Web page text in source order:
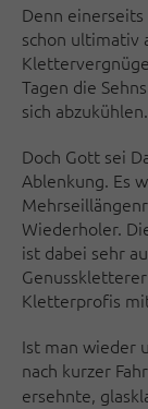
Denn
schon ultimativ
Tagen die
sich abzukühlen.
Doch Gott sei
Ablenkung. Es
Wiederholer.
ist dabei sehr
Kletterprofis
Ist man wieder
nach kurzer
ersehnte,